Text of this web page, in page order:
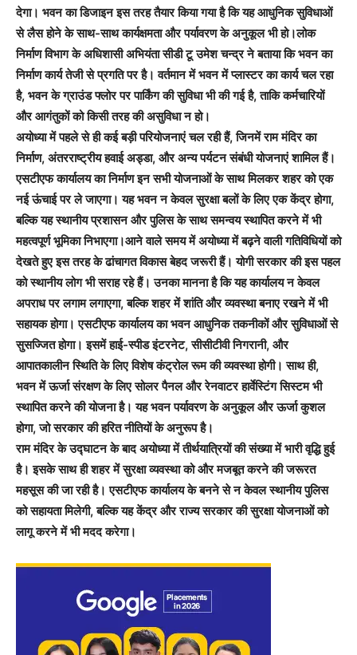
देगा। भवन का डिजाइन इस तरह तैयार किया गया है कि यह आधुनिक सुविधाओं
से लैस होने के साथ-साथ कार्यक्षमता और पर्यावरण के अनुकूल भी हो।लोक
निर्माण विभाग के अधिशासी अभियंता सीडी टू उमेश चन्द्र ने बताया कि भवन का
निर्माण कार्य तेजी से प्रगति पर है। वर्तमान में भवन में प्लास्टर का कार्य चल रहा
है, भवन के ग्राउंड फ्लोर पर पार्किंग की सुविधा भी की गई है, ताकि कर्मचारियों
और आगंतुकों को किसी तरह की असुविधा न हो।
अयोध्या में पहले से ही कई बड़ी परियोजनाएं चल रही हैं, जिनमें राम मंदिर का
निर्माण, अंतरराष्ट्रीय हवाई अड्डा, और अन्य पर्यटन संबंधी योजनाएं शामिल हैं।
एसटीएफ कार्यालय का निर्माण इन सभी योजनाओं के साथ मिलकर शहर को एक
नई ऊंचाई पर ले जाएगा। यह भवन न केवल सुरक्षा बलों के लिए एक केंद्र होगा,
बल्कि यह स्थानीय प्रशासन और पुलिस के साथ समन्वय स्थापित करने में भी
महत्वपूर्ण भूमिका निभाएगा।आने वाले समय में अयोध्या में बढ़ने वाली गतिविधियों को
देखते हुए इस तरह के ढांचागत विकास बेहद जरूरी हैं। योगी सरकार की इस पहल
को स्थानीय लोग भी सराह रहे हैं। उनका मानना है कि यह कार्यालय न केवल
अपराध पर लगाम लगाएगा, बल्कि शहर में शांति और व्यवस्था बनाए रखने में भी
सहायक होगा। एसटीएफ कार्यालय का भवन आधुनिक तकनीकों और सुविधाओं से
सुसज्जित होगा। इसमें हाई-स्पीड इंटरनेट, सीसीटीवी निगरानी, और
आपातकालीन स्थिति के लिए विशेष कंट्रोल रूम की व्यवस्था होगी। साथ ही,
भवन में ऊर्जा संरक्षण के लिए सोलर पैनल और रेनवाटर हार्वेस्टिंग सिस्टम भी
स्थापित करने की योजना है। यह भवन पर्यावरण के अनुकूल और ऊर्जा कुशल
होगा, जो सरकार की हरित नीतियों के अनुरूप है।
राम मंदिर के उद्घाटन के बाद अयोध्या में तीर्थयात्रियों की संख्या में भारी वृद्धि हुई
है। इसके साथ ही शहर में सुरक्षा व्यवस्था को और मजबूत करने की जरूरत
महसूस की जा रही है। एसटीएफ कार्यालय के बनने से न केवल स्थानीय पुलिस
को सहायता मिलेगी, बल्कि यह केंद्र और राज्य सरकार की सुरक्षा योजनाओं को
लागू करने में भी मदद करेगा।